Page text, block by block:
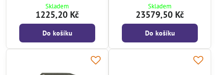
Skladem
1225,20 Kč
Do košíku
Skladem
23579,50 Kč
Do košíku